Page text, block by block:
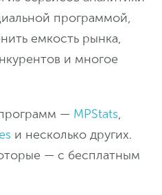
программой,
емкость рынка,
и многое
— MPStats,
и несколько других.
— с бесплатным